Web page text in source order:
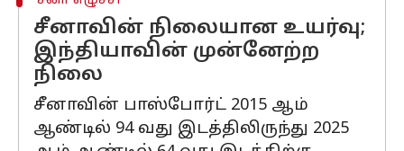
சீனாவின் நிலையான உயர்வு;
இந்தியாவின் முன்னேற்ற
நிலை
சீனாவின் பாஸ்போர்ட் 2015 ஆம்
ஆண்டில் 94 வது இடத்திலிருந்து 2025